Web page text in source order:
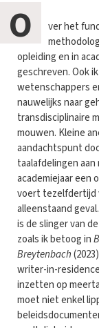
O
ver het
opleiding en in
geschreven. Ook
wetenschappers
nauwelijks naar
transdisciplinaire
mouwen. Kleine
aandachtspunt
taalafdelingen
academiejaar een
voert tezelfdertijd
alleenstaand
is de slinger van
zoals ik betoog in
Breytenbach
writer-in-
inzetten op
moet niet enkel